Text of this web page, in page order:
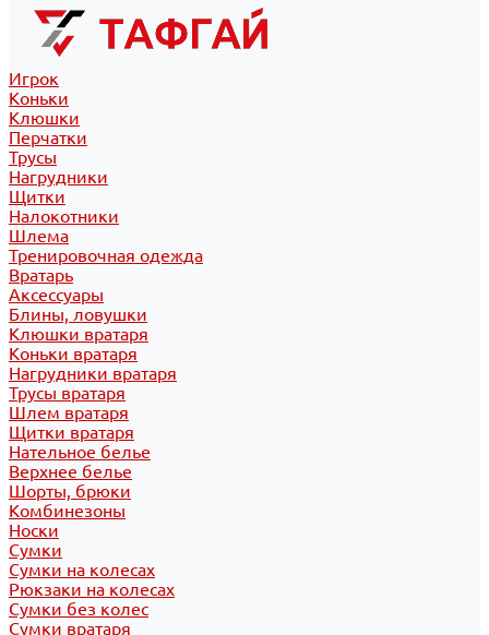
Игрок
Коньки
Клюшки
Перчатки
Трусы
Нагрудники
Щитки
Налокотники
Шлема
Тренировочная одежда
Вратарь
Аксессуары
Блины, ловушки
Клюшки вратаря
Коньки вратаря
Нагрудники вратаря
Трусы вратаря
Шлем вратаря
Щитки вратаря
Нательное белье
Верхнее белье
Шорты, брюки
Комбинезоны
Носки
Сумки
Сумки на колесах
Рюкзаки на колесах
Сумки без колес
Сумки вратаря